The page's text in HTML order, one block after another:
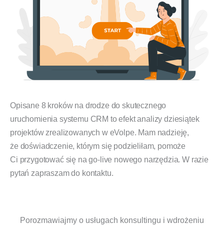
Opisane 8 kroków na drodze do skutecznego
uruchomienia systemu CRM to efekt analizy dziesiątek
projektów zrealizowanych w eVolpe. Mam nadzieję,
że doświadczenie, którym się podzieliłam, pomoże
Ci przygotować się na go-live nowego narzędzia. W razie
pytań zapraszam do kontaktu.
Porozmawiajmy o usługach konsultingu i wdrożeniu